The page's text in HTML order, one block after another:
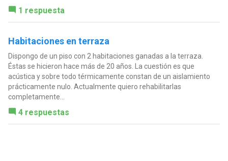
1 respuesta
Habitaciones en terraza
Dispongo de un piso con 2 habitaciones ganadas a la terraza.
Éstas se hicieron hace más de 20 años. La cuestión es que
acústica y sobre todo térmicamente constan de un aislamiento
prácticamente nulo. Actualmente quiero rehabilitarlas
completamente...
4 respuestas